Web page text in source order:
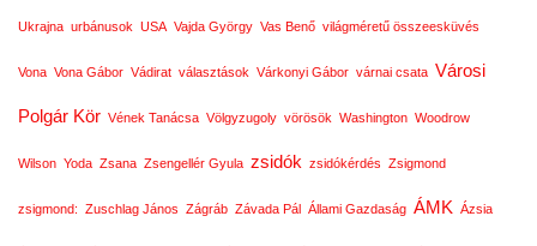
Ukrajna urbánusok USA Vajda György Vas Benő világméretű összeesküvés
Vona Vona Gábor Vádirat választások Várkonyi Gábor várnai csata Városi
Polgár Kör Vének Tanácsa Völgyzugoly vörösök Washington Woodrow
Wilson Yoda Zsana Zsengellér Gyula zsidók zsidókérdés Zsigmond
zsigmond: Zuschlag János Zágráb Závada Pál Állami Gazdaság ÁMK Ázsia